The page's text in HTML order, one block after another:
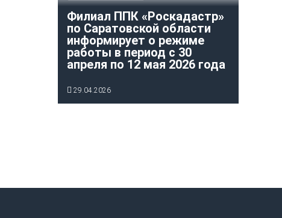
Филиал ППК «Роскадастр»
по Саратовской области
информирует о режиме
работы в период с 30
апреля по 12 мая 2026 года
29.04.2026